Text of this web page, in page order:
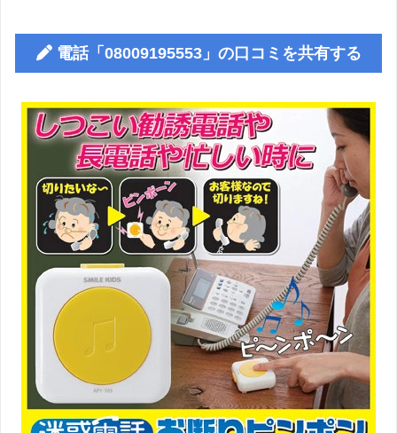
電話「08009195553」の口コミを共有する